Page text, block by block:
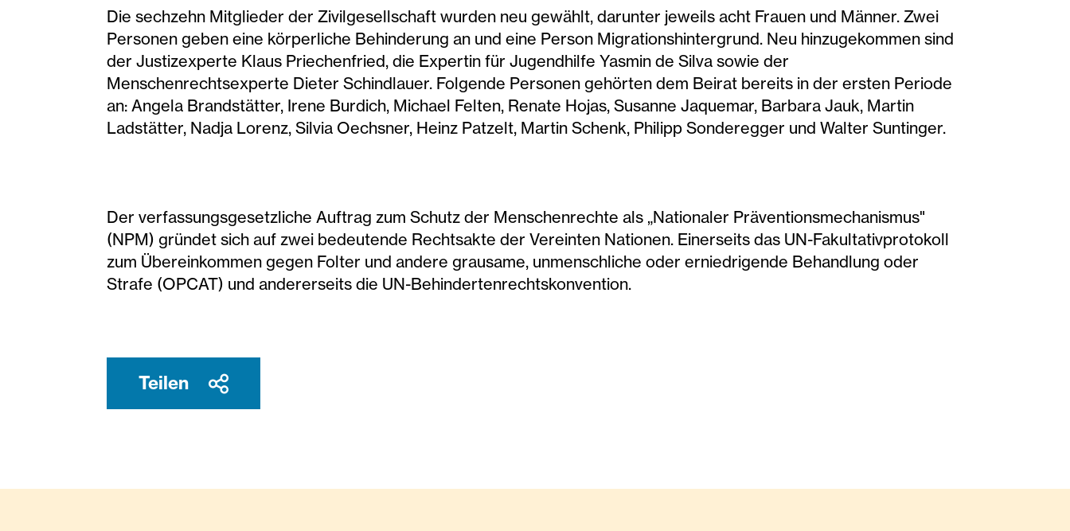
Die sechzehn Mitglieder der Zivilgesellschaft wurden neu gewählt, darunter jeweils acht Frauen und Männer. Zwei
Personen geben eine körperliche Behinderung an und eine Person Migrationshintergrund. Neu hinzugekommen sind
der Justizexperte Klaus Priechenfried, die Expertin für Jugendhilfe Yasmin de Silva sowie der
Menschenrechtsexperte Dieter Schindlauer. Folgende Personen gehörten dem Beirat bereits in der ersten Periode
an: Angela Brandstätter, Irene Burdich, Michael Felten, Renate Hojas, Susanne Jaquemar, Barbara Jauk, Martin
Ladstätter, Nadja Lorenz, Silvia Oechsner, Heinz Patzelt, Martin Schenk, Philipp Sonderegger und Walter Suntinger.
Der verfassungsgesetzliche Auftrag zum Schutz der Menschenrechte als „Nationaler Präventionsmechanismus"
(NPM) gründet sich auf zwei bedeutende Rechtsakte der Vereinten Nationen. Einerseits das UN-Fakultativprotokoll
zum Übereinkommen gegen Folter und andere grausame, unmenschliche oder erniedrigende Behandlung oder
Strafe (OPCAT) und andererseits die UN-Behindertenrechtskonvention.
Teilen